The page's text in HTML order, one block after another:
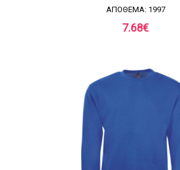
ΑΠΟΘΕΜΑ: 1997
7.68€